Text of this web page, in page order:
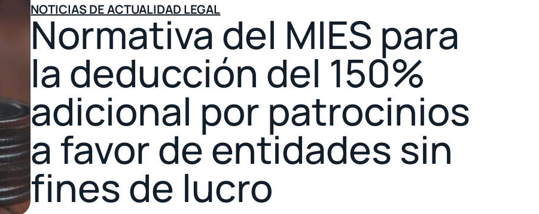
NOTICIAS DE ACTUALIDAD LEGAL
Normativa del MIES para
la deducción del 150%
adicional por patrocinios
a favor de entidades sin
fines de lucro